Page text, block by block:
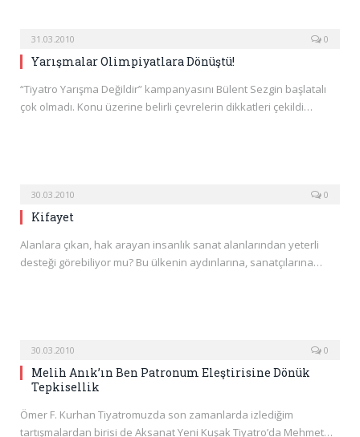
31.03.2010 0
Yarışmalar Olimpiyatlara Dönüştü!
“Tiyatro Yarışma Değildir” kampanyasını Bülent Sezgin başlatalı
çok olmadı. Konu üzerine belirli çevrelerin dikkatleri çekildi…
30.03.2010 0
Kifayet
Alanlara çıkan, hak arayan insanlık sanat alanlarından yeterli
desteği görebiliyor mu? Bu ülkenin aydınlarına, sanatçılarına…
30.03.2010 0
Melih Anık’ın Ben Patronum Eleştirisine Dönük
Tepkisellik
Ömer F. Kurhan Tiyatromuzda son zamanlarda izlediğim
tartışmalardan birisi de Aksanat Yeni Kuşak Tiyatro’da Mehmet…